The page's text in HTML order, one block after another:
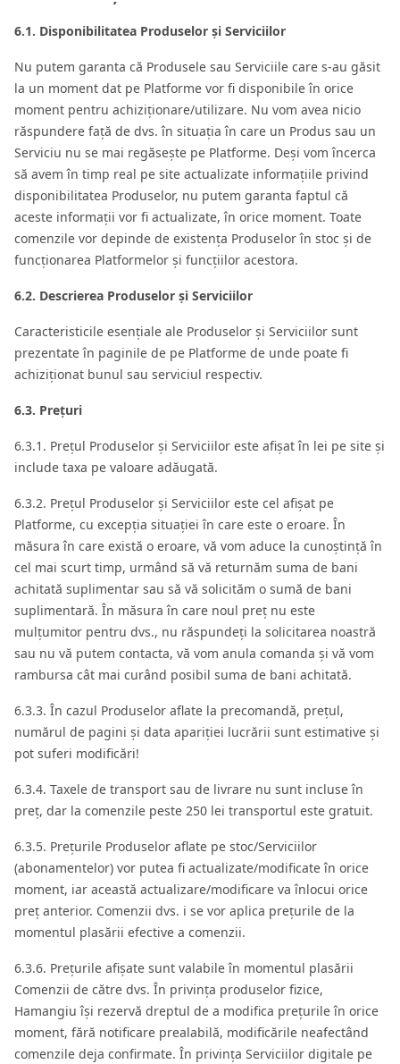
6.1. Disponibilitatea Produselor și Serviciilor
Nu putem garanta că Produsele sau Serviciile care s-au găsit
la un moment dat pe Platforme vor fi disponibile în orice
moment pentru achiziționare/utilizare. Nu vom avea nicio
răspundere față de dvs. în situația în care un Produs sau un
Serviciu nu se mai regăsește pe Platforme. Deși vom încerca
să avem în timp real pe site actualizate informațiile privind
disponibilitatea Produselor, nu putem garanta faptul că
aceste informații vor fi actualizate, în orice moment. Toate
comenzile vor depinde de existența Produselor în stoc și de
funcționarea Platformelor și funcțiilor acestora.
6.2. Descrierea Produselor și Serviciilor
Caracteristicile esențiale ale Produselor și Serviciilor sunt
prezentate în paginile de pe Platforme de unde poate fi
achiziționat bunul sau serviciul respectiv.
6.3. Prețuri
6.3.1. Prețul Produselor și Serviciilor este afișat în lei pe site și
include taxa pe valoare adăugată.
6.3.2. Prețul Produselor și Serviciilor este cel afișat pe
Platforme, cu excepția situației în care este o eroare. În
măsura în care există o eroare, vă vom aduce la cunoștință în
cel mai scurt timp, urmând să vă returnăm suma de bani
achitată suplimentar sau să vă solicităm o sumă de bani
suplimentară. În măsura în care noul preț nu este
mulțumitor pentru dvs., nu răspundeți la solicitarea noastră
sau nu vă putem contacta, vă vom anula comanda și vă vom
rambursa cât mai curând posibil suma de bani achitată.
6.3.3. În cazul Produselor aflate la precomandă, prețul,
numărul de pagini și data apariției lucrării sunt estimative și
pot suferi modificări!
6.3.4. Taxele de transport sau de livrare nu sunt incluse în
preț, dar la comenzile peste 250 lei transportul este gratuit.
6.3.5. Prețurile Produselor aflate pe stoc/Serviciilor
(abonamentelor) vor putea fi actualizate/modificate în orice
moment, iar această actualizare/modificare va înlocui orice
preț anterior. Comenzii dvs. i se vor aplica prețurile de la
momentul plasării efective a comenzii.
6.3.6. Prețurile afișate sunt valabile în momentul plasării
Comenzii de către dvs. În privința produselor fizice,
Hamangiu își rezervă dreptul de a modifica prețurile în orice
moment, fără notificare prealabilă, modificările neafectând
comenzile deja confirmate. În privința Serviciilor digitale pe